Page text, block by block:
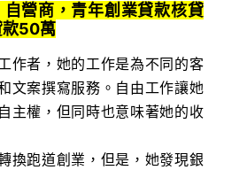
營商，青年創業貸款核貸
款50萬
作者，她的工作是為不同的客
文案撰寫服務。自由工作讓她
主權，但同時也意味著她的收
換跑道創業，但是，她發現銀